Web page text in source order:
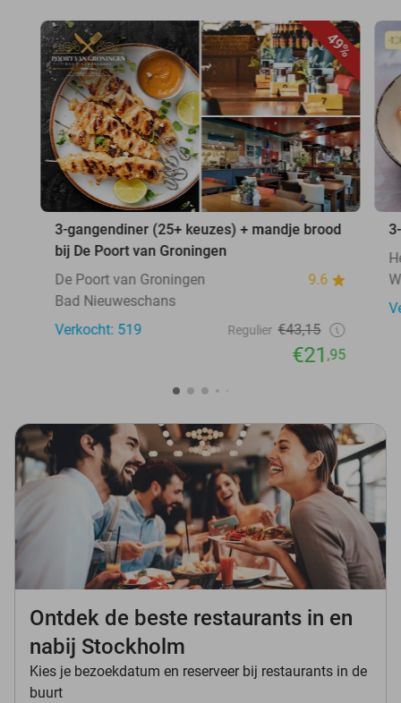
49%
3-gangendiner (25+ keuzes) + mandje brood
bij De Poort van Groningen
De Poort van Groningen
9.6
Bad Nieuweschans
Verkocht: 519
Regulier €43,15
€21,95
Ontdek de beste restaurants in en
nabij Stockholm
Kies je bezoekdatum en reserveer bij restaurants in de
buurt